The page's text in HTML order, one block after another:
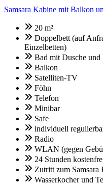
Samsara Kabine mit Balkon
20 m²
Doppelbett (auf
Einzelbetten)
Bad mit Dusche und
Balkon
Satelliten-TV
Föhn
Telefon
Minibar
Safe
individuell
Radio
WLAN (gegen
24 Stunden
Zutritt zum Samsara
Wasserkocher und